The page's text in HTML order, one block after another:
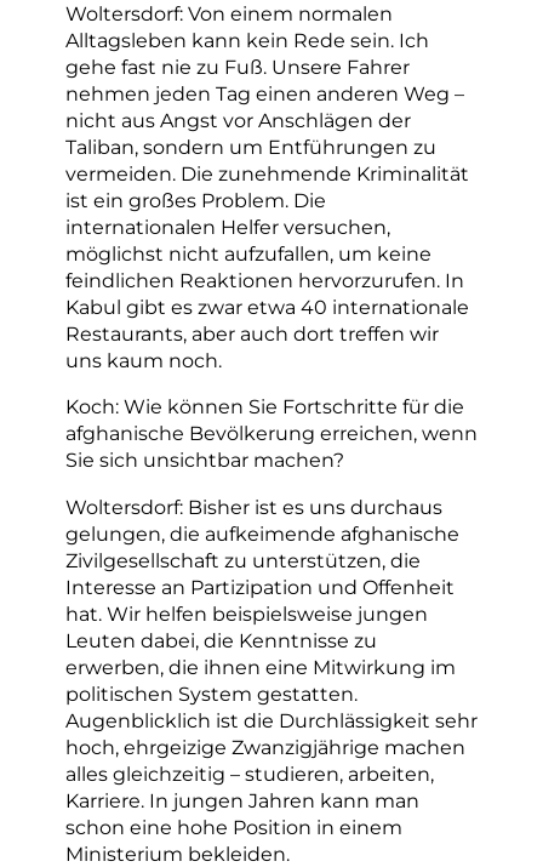
Woltersdorf: Von einem normalen
Alltagsleben kann kein Rede sein. Ich
gehe fast nie zu Fuß. Unsere Fahrer
nehmen jeden Tag einen anderen Weg –
nicht aus Angst vor Anschlägen der
Taliban, sondern um Entführungen zu
vermeiden. Die zunehmende Kriminalität
ist ein großes Problem. Die
internationalen Helfer versuchen,
möglichst nicht aufzufallen, um keine
feindlichen Reaktionen hervorzurufen. In
Kabul gibt es zwar etwa 40 internationale
Restaurants, aber auch dort treffen wir
uns kaum noch.
Koch: Wie können Sie Fortschritte für die
afghanische Bevölkerung erreichen, wenn
Sie sich unsichtbar machen?
Woltersdorf: Bisher ist es uns durchaus
gelungen, die aufkeimende afghanische
Zivilgesellschaft zu unterstützen, die
Interesse an Partizipation und Offenheit
hat. Wir helfen beispielsweise jungen
Leuten dabei, die Kenntnisse zu
erwerben, die ihnen eine Mitwirkung im
politischen System gestatten.
Augenblicklich ist die Durchlässigkeit sehr
hoch, ehrgeizige Zwanzigjährige machen
alles gleichzeitig – studieren, arbeiten,
Karriere. In jungen Jahren kann man
schon eine hohe Position in einem
Ministerium bekleiden.